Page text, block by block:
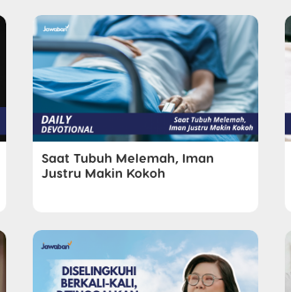
Saat Tubuh Melemah, Iman
Justru Makin Kokoh